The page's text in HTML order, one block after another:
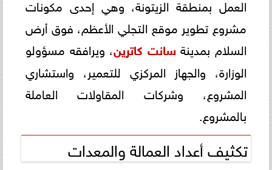
العمل بمنطقة الزيتونة، وهي إحدى مكونات
مشروع تطوير موقع التجلي الأعظم، فوق أرض
السلام بمدينة سانت كاترين، ويرافقه مسؤولو
الوزارة، والجهاز المركزي للتعمير، واستشاري
المشروع، وشركات المقاولات العاملة
بالمشروع.
تكثيف أعداد العمالة والمعدات